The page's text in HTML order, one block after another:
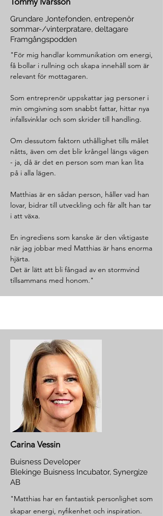
Grundare Jontefonden, entrepenör
sommar-/vinterpratare, deltagare
Framgångspodden
"För mig handlar kommunikation om energi,
få bollar i rullning och skapa innehåll som är
relevant för mottagaren.
Som entreprenör uppskattar jag personer i
min omgivning som snabbt fattar, hittar nya
infallsvinklar och som skrider till handling.
Om dessutom faktorn uthållighet tills målet
nåtts, även om det blir krångel längs vägen
- ja, då är det en person som man kan lita
på i alla lägen.
Matthias är en sådan person, håller vad han
lovar, bidrar till utveckling och får allt han tar
i att växa.
En ingrediens som kanske är den viktigaste
när jag jobbar med Matthias är hans enorma
hjärta.
Det är lätt att bli fångad av en stormvind
tillsammans med honom."
Carina Vessin
Buisness Developer
Blekinge Buisness Incubator, Synergize
AB
"Matthias har en fantastisk personlighet som
skapar energi, nyfikenhet och inspiration.